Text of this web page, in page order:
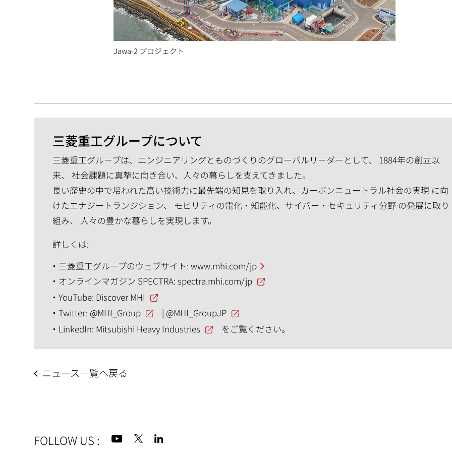
Jawa-2 プロジェクト
三菱重工グループについて
三菱重工グループは、エンジニアリングとものづくりのグローバルリーダーとして、 1884年の創立以
来、 社会課題に真摯に向き合い、人々の暮らしを支えてきました。
長い歴史の中で培われた高い技術力に最先端の知見を取り入れ、カーボンニュートラル社会の実現 に向
けたエナジートランジション、 モビリティの電化・知能化、サイバー・セキュリティ分野 の発展に取り
組み、 人々の豊かな暮らしを実現します。
詳しくは:
三菱重工グループのウェブサイト: www.mhi.com/jp
オンラインマガジン SPECTRA: spectra.mhi.com/jp
YouTube: Discover MHI
Twitter: @MHI_Group | @MHI_GroupJP
LinkedIn: Mitsubishi Heavy Industries をご覧ください。
ニュース一覧へ戻る
FOLLOW US :